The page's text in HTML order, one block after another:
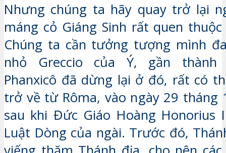
Nhưng chúng ta hãy quay trở lại
máng cỏ Giáng Sinh rất quen
Chúng ta cần tưởng tượng mình
nhỏ Greccio của Ý, gần thành
Phanxicô đã dừng lại ở đó, rất có
trở về từ Rôma, vào ngày 29 tháng
sau khi Đức Giáo Hoàng Honorius
Luật Dòng của ngài. Trước đó,